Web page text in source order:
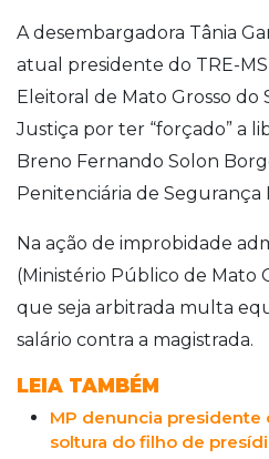
A desembargadora Tânia
atual presidente do TRE-
Eleitoral de Mato Grosso do
Justiça por ter “forçado” a
Breno Fernando Solon
Penitenciária de Segurança
Na ação de improbidade
(Ministério Público de Mato
que seja arbitrada multa
salário contra a magistrada.
LEIA TAMBÉM
MP denuncia presidente
soltura do filho de